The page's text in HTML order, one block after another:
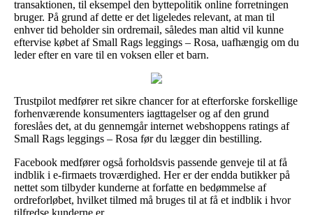
transaktionen, til eksempel den byttepolitik online forretningen
bruger. På grund af dette er det ligeledes relevant, at man til
enhver tid beholder sin ordremail, således man altid vil kunne
eftervise købet af Small Rags leggings – Rosa, uafhængig om du
leder efter en vare til en voksen eller et barn.
Trustpilot medfører ret sikre chancer for at efterforske forskellige
forhenværende konsumenters iagttagelser og af den grund
foreslåes det, at du gennemgår internet webshoppens ratings af
Small Rags leggings – Rosa før du lægger din bestilling.
Facebook medfører også forholdsvis passende genveje til at få
indblik i e-firmaets troværdighed. Her er der endda butikker på
nettet som tilbyder kunderne at forfatte en bedømmelse af
ordreforløbet, hvilket tilmed må bruges til at få et indblik i hvor
tilfredse kunderne er.